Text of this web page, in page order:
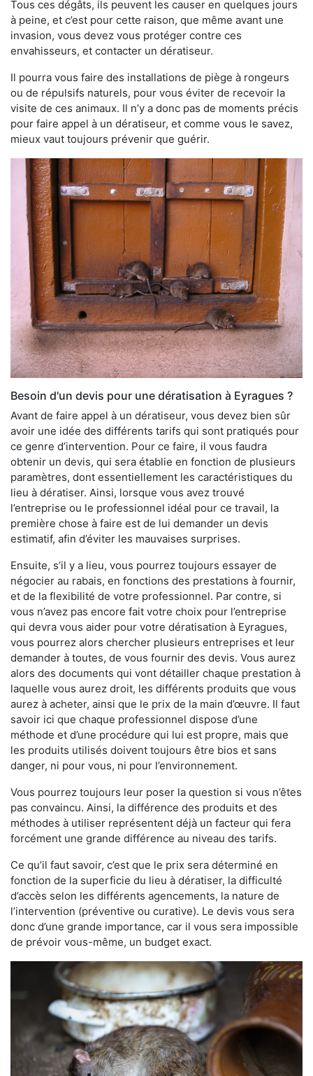
Tous ces dégâts, ils peuvent les causer en quelques jours
à peine, et c’est pour cette raison, que même avant une
invasion, vous devez vous protéger contre ces
envahisseurs, et contacter un dératiseur.
Il pourra vous faire des installations de piège à rongeurs
ou de répulsifs naturels, pour vous éviter de recevoir la
visite de ces animaux. Il n’y a donc pas de moments précis
pour faire appel à un dératiseur, et comme vous le savez,
mieux vaut toujours prévenir que guérir.
Besoin d'un devis pour une dératisation à Eyragues ?
Avant de faire appel à un dératiseur, vous devez bien sûr
avoir une idée des différents tarifs qui sont pratiqués pour
ce genre d’intervention. Pour ce faire, il vous faudra
obtenir un devis, qui sera établie en fonction de plusieurs
paramètres, dont essentiellement les caractéristiques du
lieu à dératiser. Ainsi, lorsque vous avez trouvé
l’entreprise ou le professionnel idéal pour ce travail, la
première chose à faire est de lui demander un devis
estimatif, afin d’éviter les mauvaises surprises.
Ensuite, s’il y a lieu, vous pourrez toujours essayer de
négocier au rabais, en fonctions des prestations à fournir,
et de la flexibilité de votre professionnel. Par contre, si
vous n’avez pas encore fait votre choix pour l’entreprise
qui devra vous aider pour votre dératisation à Eyragues,
vous pourrez alors chercher plusieurs entreprises et leur
demander à toutes, de vous fournir des devis. Vous aurez
alors des documents qui vont détailler chaque prestation à
laquelle vous aurez droit, les différents produits que vous
aurez à acheter, ainsi que le prix de la main d’œuvre. Il faut
savoir ici que chaque professionnel dispose d’une
méthode et d’une procédure qui lui est propre, mais que
les produits utilisés doivent toujours être bios et sans
danger, ni pour vous, ni pour l’environnement.
Vous pourrez toujours leur poser la question si vous n’êtes
pas convaincu. Ainsi, la différence des produits et des
méthodes à utiliser représentent déjà un facteur qui fera
forcément une grande différence au niveau des tarifs.
Ce qu’il faut savoir, c’est que le prix sera déterminé en
fonction de la superficie du lieu à dératiser, la difficulté
d’accès selon les différents agencements, la nature de
l’intervention (préventive ou curative). Le devis vous sera
donc d’une grande importance, car il vous sera impossible
de prévoir vous-même, un budget exact.